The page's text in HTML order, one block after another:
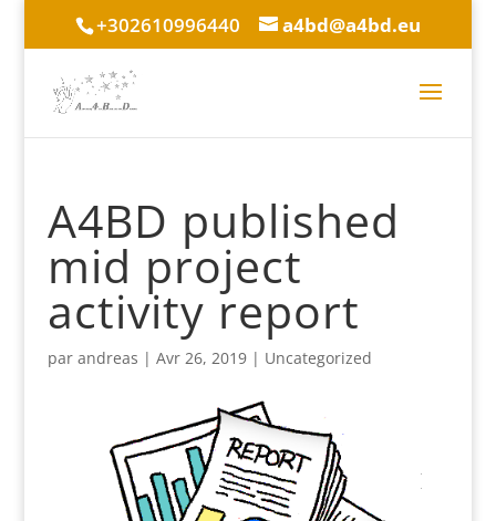
+302610996440 a4bd@a4bd.eu
A4BD published
mid project
activity report
par andreas | Avr 26, 2019| Uncategorized